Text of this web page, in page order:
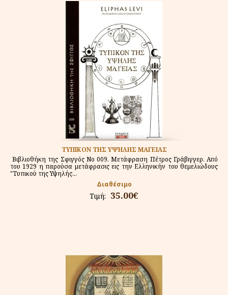
ΤΥΠΙΚΟΝ ΤΗΣ ΥΨΗΛΗΣ ΜΑΓΕΙΑΣ
Βιβλιοθήκη της Σφιγγός Νο 009. Μετάφραση Πέτρος Γράβιγγερ. Από
του 1929 η παρούσα μετάφρασις εις την Ελληνικήν του θεμελιώδους
"Τυπικού της Υψηλής...
Διαθέσιμο
Τιμή: 35.00€